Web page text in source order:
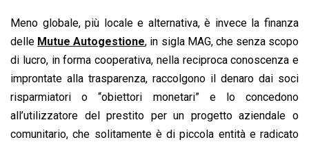
Meno globale, più locale e alternativa, è invece la finanza
delle Mutue Autogestione, in sigla MAG, che senza scopo
di lucro, in forma cooperativa, nella reciproca conoscenza e
improntate alla trasparenza, raccolgono il denaro dai soci
risparmiatori o “obiettori monetari” e lo concedono
all’utilizzatore del prestito per un progetto aziendale o
comunitario, che solitamente è di piccola entità e radicato